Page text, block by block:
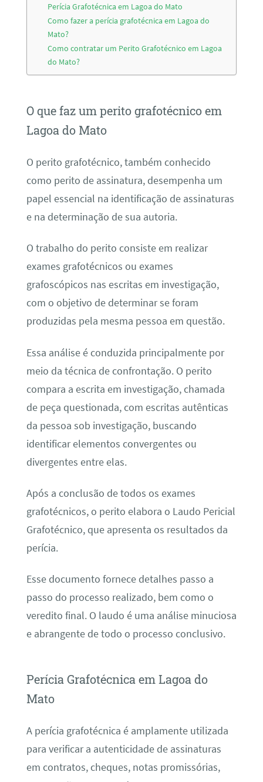
Perícia Grafotécnica em Lagoa do Mato
Como fazer a perícia grafotécnica em Lagoa do
Mato?
Como contratar um Perito Grafotécnico em Lagoa
do Mato?
O que faz um perito grafotécnico em
Lagoa do Mato
O perito grafotécnico, também conhecido
como perito de assinatura, desempenha um
papel essencial na identificação de assinaturas
e na determinação de sua autoria.
O trabalho do perito consiste em realizar
exames grafotécnicos ou exames
grafoscópicos nas escritas em investigação,
com o objetivo de determinar se foram
produzidas pela mesma pessoa em questão.
Essa análise é conduzida principalmente por
meio da técnica de confrontação. O perito
compara a escrita em investigação, chamada
de peça questionada, com escritas autênticas
da pessoa sob investigação, buscando
identificar elementos convergentes ou
divergentes entre elas.
Após a conclusão de todos os exames
grafotécnicos, o perito elabora o Laudo Pericial
Grafotécnico, que apresenta os resultados da
perícia.
Esse documento fornece detalhes passo a
passo do processo realizado, bem como o
veredito final. O laudo é uma análise minuciosa
e abrangente de todo o processo conclusivo.
Perícia Grafotécnica em Lagoa do
Mato
A perícia grafotécnica é amplamente utilizada
para verificar a autenticidade de assinaturas
em contratos, cheques, notas promissórias,